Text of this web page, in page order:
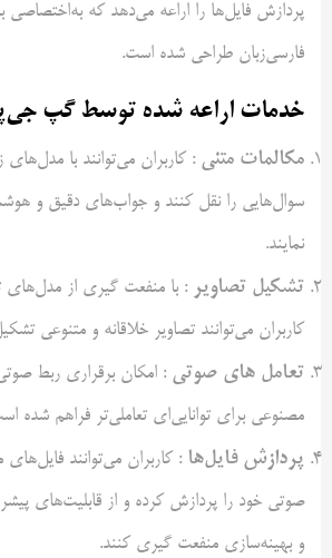
پردازش فایل‌ها را اراعه می‌دهد که به‌اختصاصی
فارسی‌زبان طراحی شده است.
خدمات اراعه شده توسط گپ
مکالمات متنی : کاربران می‌توانند با مدل‌های
سوال‌هایی را نقل کنند و جواب‌های دقیق و
نمایند.
تشکیل تصاویر : با منفعت گیری از
کاربران می‌توانند تصاویر خلاقانه و متنوعی
تعامل های صوتی : امکان برقراری ربط
مصنوعی برای توانایی‌ای تعاملی‌تر فراهم شده
پردازش فایل‌ها : کاربران می‌توانند
صوتی خود را پردازش کرده و از قابلیت‌های
و بهینه‌سازی منفعت گیری کنند.